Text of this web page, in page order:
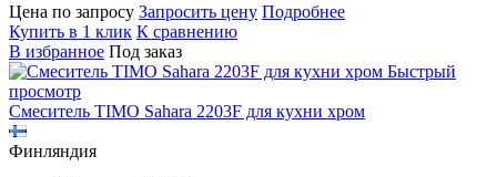
Цена по запросу Запросить цену Подробнее
Купить в 1 клик К сравнению
В избранное Под заказ
Быстрый
просмотр
Смеситель TIMO Sahara 2203F для кухни хром
Финляндия